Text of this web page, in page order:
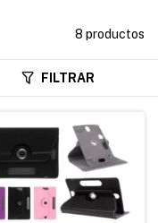
8 productos
FILTRAR